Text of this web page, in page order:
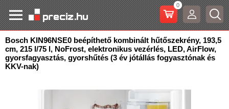
0
Bosch KIN96NSE0 beépíthető kombinált hűtőszekrény, 193,5
cm, 215 l/75 l, NoFrost, elektronikus vezérlés, LED, AirFlow,
gyorsfagyasztás, gyorshűtés (3 év jótállás fogyasztónak és
KKV-nak)